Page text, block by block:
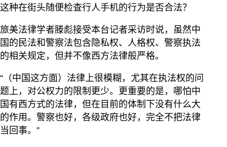
这种在街头随便检查行人手机的行为是否合法？
旅美法律学者滕彪接受本台记者采访时说，虽然中
国的民法和警察法包含隐私权、人格权、警察执法
的相关规定，但并不像西方法律般严格。
“（中国这方面）法律上很模糊，尤其在执法权的问
题上，对公权力的限制更少。更重要的是，哪怕中
国有西方式的法律，但在目前的体制下没有什么大
的作用。警察也好，各级政府也好，完全不把法律
当回事。”